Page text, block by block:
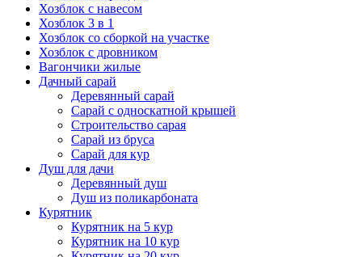
Хозблок с навесом
Хозблок 3 в 1
Хозблок со сборкой на участке
Хозблок с дровником
Вагончики жилые
Дачный сарай
Деревянный сарай
Cарай с односкатной крышей
Строительство сарая
Сарай из бруса
Сарай для кур
Душ для дачи
Деревянный душ
Душ из поликарбоната
Курятник
Курятник на 5 кур
Курятник на 10 кур